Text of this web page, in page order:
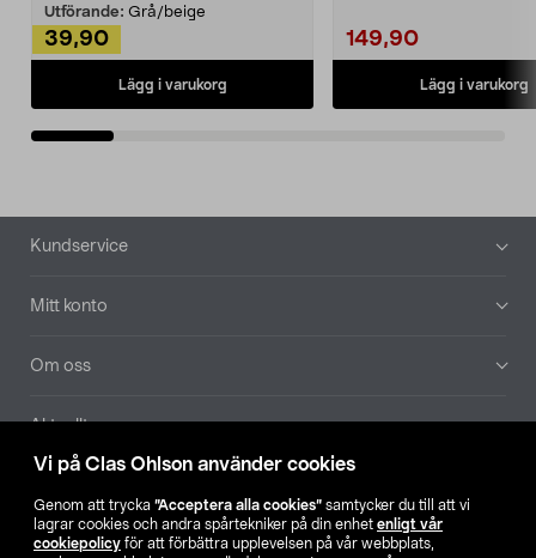
Vi på Clas Ohlson använder cookies
Genom att trycka ”Acceptera alla cookies” samtycker du till att vi
lagrar cookies och andra spårtekniker på din enhet enligt vår
cookiepolicy för att förbättra upplevelsen på vår webbplats,
Utförande: Grå/beige
39,90
Lägg i varukorg
149,90
Lägg i varukorg
Sidfot
Kundservice
Mitt konto
Om oss
Aktuellt
Hitta butik